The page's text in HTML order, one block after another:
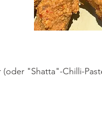
"Shatta"-Chilli-